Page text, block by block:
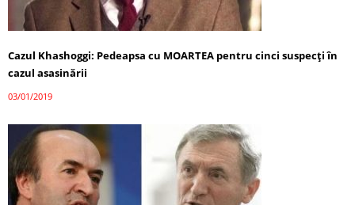
Cazul Khashoggi: Pedeapsa cu MOARTEA pentru cinci suspecţi în
cazul asasinării
03/01/2019